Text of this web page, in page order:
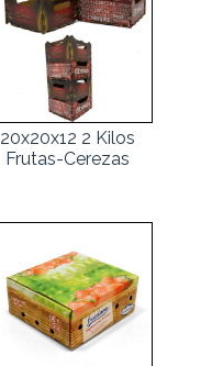
20x20x12 2 Kilos
Frutas-Cerezas